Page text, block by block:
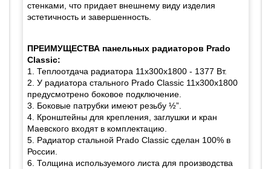
стенками, что придает внешнему виду изделия
эстетичность и завершенность.
ПРЕИМУЩЕСТВА панельных радиаторов Prado
Classic:
1. Теплоотдача радиатора 11х300х1800 - 1377 Вт.
2. У радиатора стального Prado Classic 11х300х1800
предусмотрено боковое подключение.
3. Боковые патрубки имеют резьбу ½”.
4. Кронштейны для крепления, заглушки и кран
Маевского входят в комплектацию.
5. Радиатор стальной Prado Classic сделан 100% в
России.
6. Толщина используемого листа для производства